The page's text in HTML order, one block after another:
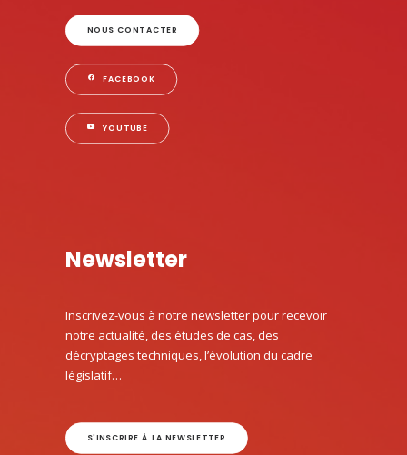
NOUS CONTACTER
FACEBOOK
YOUTUBE
Newsletter
Inscrivez-vous à notre newsletter pour recevoir
notre actualité, des études de cas, des
décryptages techniques, l’évolution du cadre
législatif…
S'INSCRIRE À LA NEWSLETTER